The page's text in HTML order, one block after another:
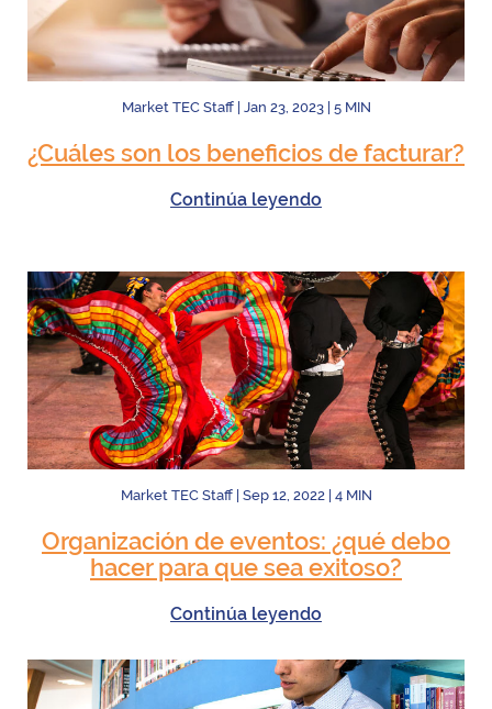
Market TEC Staff | Jan 23, 2023 | 5MIN
¿Cuáles son los beneficios de facturar?
Continúa leyendo
Market TEC Staff | Sep 12, 2022 | 4MIN
Organización de eventos: ¿qué debo
hacer para que sea exitoso?
Continúa leyendo